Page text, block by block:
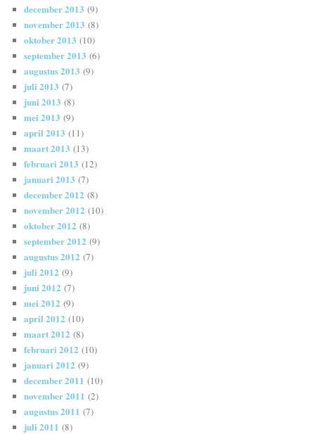
december 2013 (9)
november 2013 (8)
oktober 2013 (10)
september 2013 (6)
augustus 2013 (9)
juli 2013 (7)
juni 2013 (8)
mei 2013 (9)
april 2013 (11)
maart 2013 (13)
februari 2013 (12)
januari 2013 (7)
december 2012 (8)
november 2012 (10)
oktober 2012 (8)
september 2012 (9)
augustus 2012 (7)
juli 2012 (9)
juni 2012 (7)
mei 2012 (9)
april 2012 (10)
maart 2012 (8)
februari 2012 (10)
januari 2012 (9)
december 2011 (10)
november 2011 (2)
augustus 2011 (7)
juli 2011 (8)